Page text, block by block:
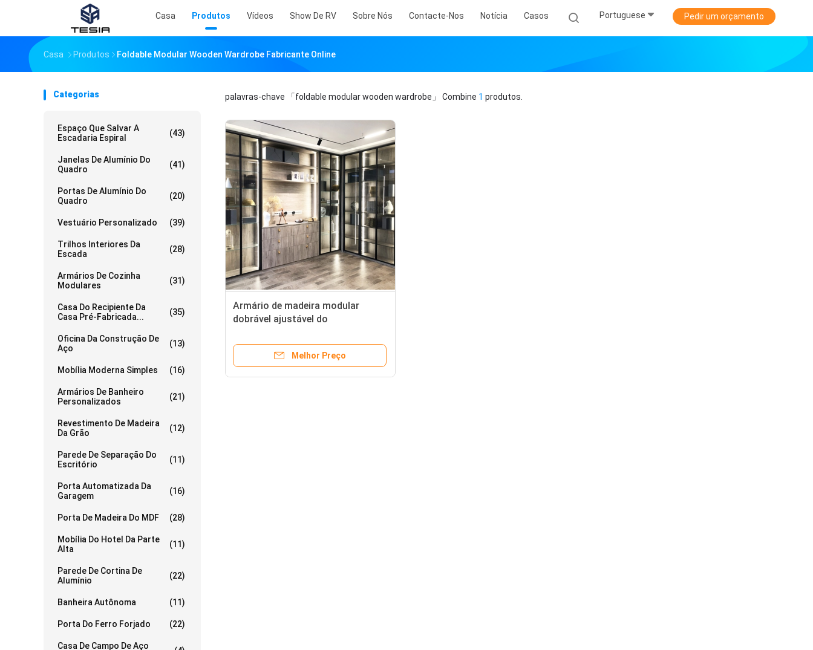
Casa Produtos Vídeos Show De RV Sobre Nós Contacte-Nos Notícia Casos Portuguese Pedir um orçamento
Casa Produtos Foldable Modular Wooden Wardrobe Fabricante Online
Categorias
Espaço Que Salvar A
Escadaria Espiral
(43)
Janelas De Alumínio Do
Quadro
(41)
Portas De Alumínio Do
Quadro
(20)
Vestuário Personalizado (39)
Trilhos Interiores Da
Escada
(28)
Armários De Cozinha
Modulares
(31)
Casa Do Recipiente Da
Casa Pré-Fabricada...
(35)
Oficina Da Construção De
Aço
(13)
Mobília Moderna Simples (16)
Armários De Banheiro
Personalizados
(21)
Revestimento De Madeira
Da Grão
(12)
Parede De Separação Do
Escritório
(11)
Porta Automatizada Da
Garagem
(16)
Porta De Madeira Do MDF (28)
Mobília Do Hotel Da Parte
Alta
(11)
Parede De Cortina De
Alumínio
(22)
Banheira Autônoma (11)
Porta Do Ferro Forjado (22)
Casa De Campo De Aço
palavras-chave 「foldable modular wooden wardrobe」 Combine 1 produtos.
Armário de madeira modular
dobrável ajustável do
sala de visitas
Melhor Preço